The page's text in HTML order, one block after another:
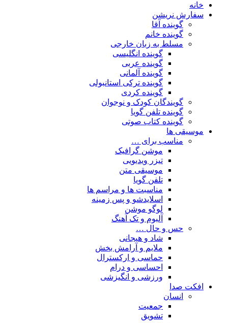
خانه
سفارش نریشن
گوینده آقا
گوینده خانم
مسلط به زبان خارجی
گوینده انگلیسی
گوینده عربی
گوینده آلمانی
گوینده ترکی استانبولی
گوینده کردی
گویندگان کودک و نوجوان
گوینده تلفن گویا
گوینده کتاب صوتی
موسیقی ها
مناسب برای …
موشن گرافیک
تیزر ویدیویی
موسیقی متن
تلفن گویا
مناسبت ها و مراسم ها
اسلایدشو و پس زمینه
لوگو موشن
آلبوم و تک آهنگ
حس و حال …
شاد و هیجانی
ملایم و آرامش بخش
حماسی و ارکسترال
احساسی و درام
ورزشی و انگیزشی
افکت صدا
انسان
جمعیت
تشویق